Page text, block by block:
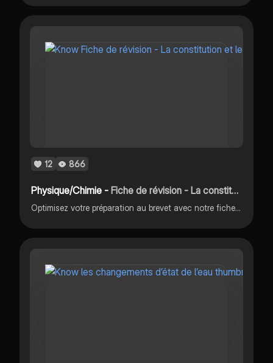
12 866
Physique/Chimie -Fiche de révision - La constitution et les états de la matière
Optimisez votre préparation au brevet avec notre fiche de révision "La constitution et les états de la matière" : un outil clair, concis et adapté pour maîtriser les concepts essentiels en un clin d'œil.